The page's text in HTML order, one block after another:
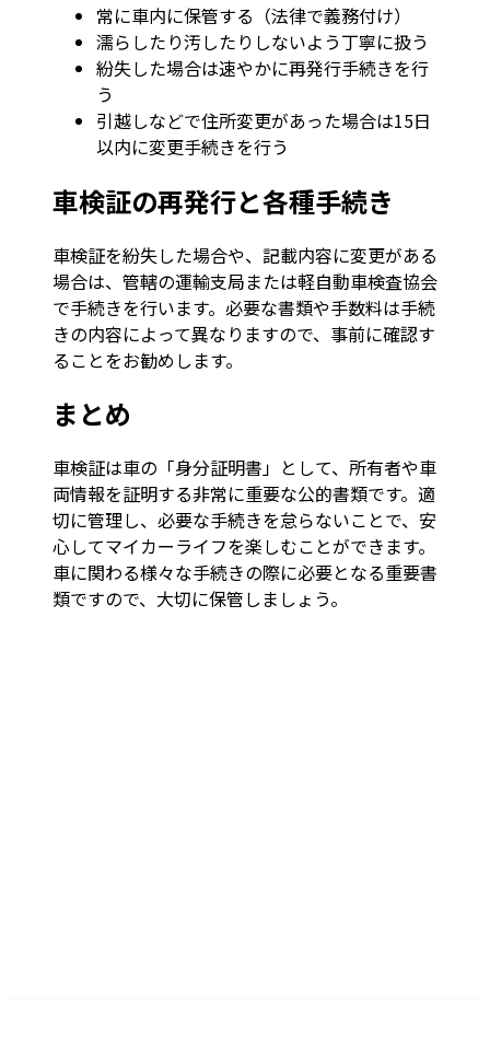
常に車内に保管する（法律で義務付け）
濡らしたり汚したりしないよう丁寧に扱う
紛失した場合は速やかに再発行手続きを行
う
引越しなどで住所変更があった場合は15日
以内に変更手続きを行う
車検証の再発行と各種手続き
車検証を紛失した場合や、記載内容に変更がある
場合は、管轄の運輸支局または軽自動車検査協会
で手続きを行います。必要な書類や手数料は手続
きの内容によって異なりますので、事前に確認す
ることをお勧めします。
まとめ
車検証は車の「身分証明書」として、所有者や車
両情報を証明する非常に重要な公的書類です。適
切に管理し、必要な手続きを怠らないことで、安
心してマイカーライフを楽しむことができます。
車に関わる様々な手続きの際に必要となる重要書
類ですので、大切に保管しましょう。